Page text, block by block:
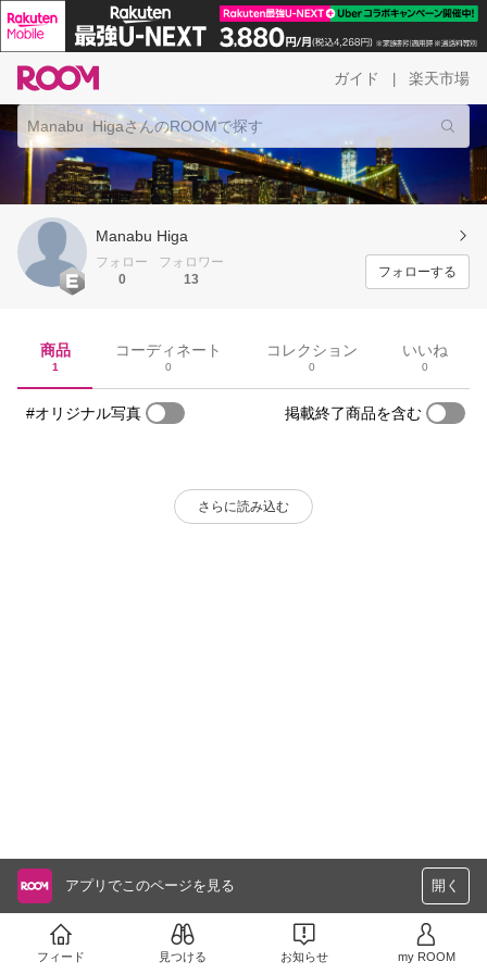
ガイド 楽天市場
Manabu Higa
フォロー
0
フォロワー
13
フォローする
商品
1
コーディネート
0
コレクション
0
いいね
0
#オリジナル写真 掲載終了商品を含む
さらに読み込む
アプリでこのページを見る 開く
フィード 見つける お知らせ my ROOM